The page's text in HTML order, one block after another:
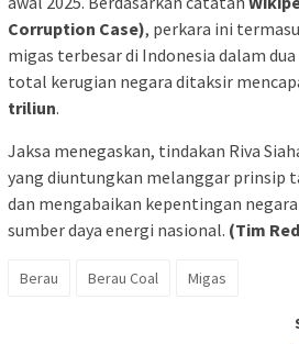
Corruption Case), perkara ini
migas terbesar di Indonesia dalam
total kerugian negara ditaksir
triliun.
Jaksa menegaskan, tindakan Riva
yang diuntungkan melanggar prinsip
dan mengabaikan kepentingan
sumber daya energi nasional. (Tim
Berau Berau Coal Migas